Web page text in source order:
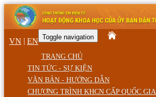
VN | EN Toggle navigation
TRANG CHỦ
TIN TỨC - SỰ KIỆN
VĂN BẢN - HƯỚNG DẪN
CHƯƠNG TRÌNH KHCN CẤP QUỐC GIA